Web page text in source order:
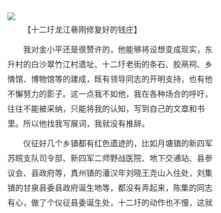
【十二圩龙江巷刚修复好的钱庄】
我对金小平还是很赞许的，他能够将设想变成现实，东
升村的白沙翠竹江村遗址、十二圩老街的条石、胶鬲祠、乡
情馆、博物馆等的建成，既有领导同志的开明支持，也有他
不懈努力的影子。这一点我不如他，我在各种场合的呼吁，
往往不能被采纳，只能将我的认知，写到自己的文章和书
里。所以他找我写展词，我就没有推辞。
仪征好几个乡镇都有红色遗迹的，比如月塘镇的新四军
苏皖支队司令部、新四军二师野战医院、地下交通站、县参
议会、县政府等，真州镇的潘汉年刘晓王尧山入住处，刘集
镇的甘泉县委县政府诞生地等，都没有弄起来，陈集的同志
有心，做了个仪征县委诞生处，十二圩的动作也不慢，这就